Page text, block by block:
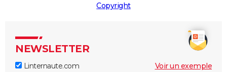
Copyright
NEWSLETTER
Linternaute.com Voir un exemple